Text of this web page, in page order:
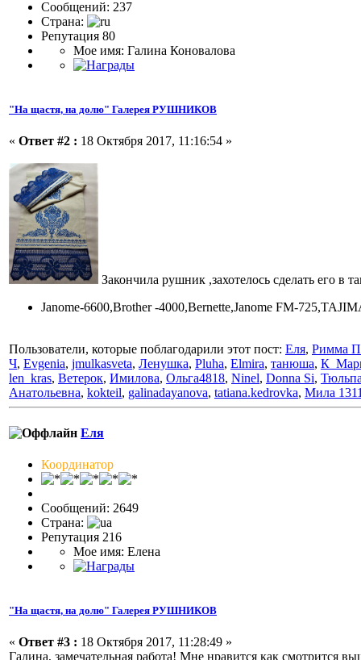
Сообщений: 237
Страна:
Репутация 80
Мое имя: Галина Коновалова
"На щастя, на долю" Галерея РУШНИКОВ
« Ответ #2 : 18 Октября 2017, 11:16:54 »
Закончила рушник ,захотелось сделать его в
Janome-6600,Brother -4000,Bernette,Janome FM-
Пользователи, которые поблагодарили этот пост: Еля, Римма
Ч, Evgenia, jmulkasveta, Ленушка, Pluha, Elmira, танюша,
len_kras, Ветерок, Имилова, Ольга4818, Ninel, Donna Si,
Анатольевна, kokteil, galinadayanova, tatiana.kedrovka, Мила
Еля
Координатор
Сообщений: 2649
Страна:
Репутация 216
Мое имя: Елена
"На щастя, на долю" Галерея РУШНИКОВ
« Ответ #3 : 18 Октября 2017, 11:28:49 »
Галина, замечательная работа! Мне нравится как смотрится